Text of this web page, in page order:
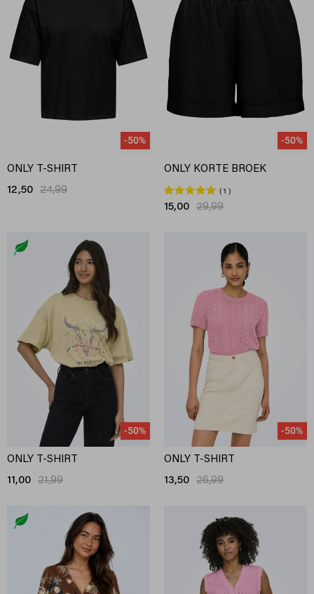
-50%
ONLY T-SHIRT
12,50 24,99
-50%
ONLY KORTE BROEK
1
15,00 29,99
-50%
ONLY T-SHIRT
11,00 21,99
-50%
ONLY T-SHIRT
13,50 26,99